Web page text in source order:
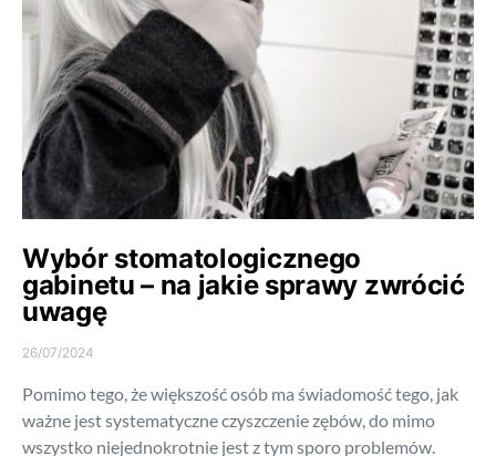
Wybór stomatologicznego
gabinetu – na jakie sprawy zwrócić
uwagę
26/07/2024
Pomimo tego, że większość osób ma świadomość tego, jak
ważne jest systematyczne czyszczenie zębów, do mimo
wszystko niejednokrotnie jest z tym sporo problemów.